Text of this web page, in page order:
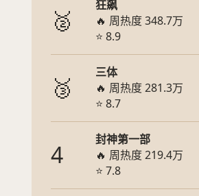
🥈
狂飙
🔥 周热度 348.7万
⭐ 8.9
🥉
三体
🔥 周热度 281.3万
⭐ 8.7
4
封神第一部
🔥 周热度 219.4万
⭐ 7.8